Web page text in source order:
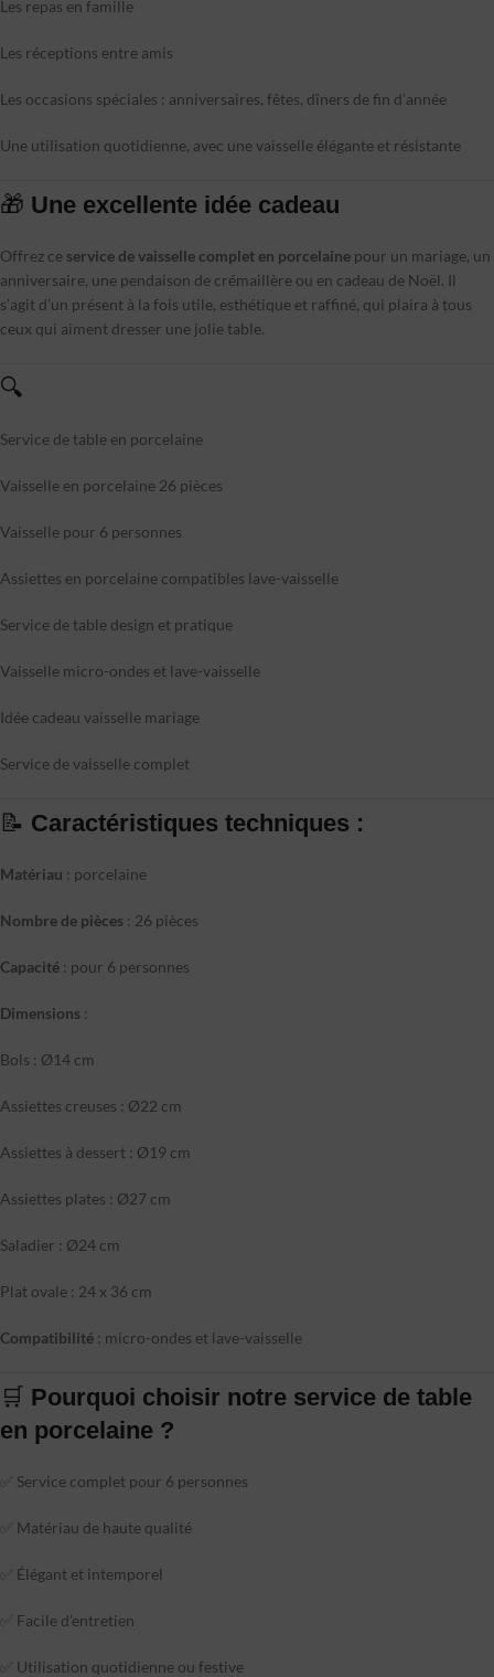
Les repas en famille
Les réceptions entre amis
Les occasions spéciales : anniversaires, fêtes, dîners de fin d’année
Une utilisation quotidienne, avec une vaisselle élégante et résistante
🎁 Une excellente idée cadeau
Offrez ce service de vaisselle complet en porcelaine pour un mariage, un
anniversaire, une pendaison de crémaillère ou en cadeau de Noël. Il
s’agit d’un présent à la fois utile, esthétique et raffiné, qui plaira à tous
ceux qui aiment dresser une jolie table.
🔍
Service de table en porcelaine
Vaisselle en porcelaine 26 pièces
Vaisselle pour 6 personnes
Assiettes en porcelaine compatibles lave-vaisselle
Service de table design et pratique
Vaisselle micro-ondes et lave-vaisselle
Idée cadeau vaisselle mariage
Service de vaisselle complet
📝 Caractéristiques techniques :
Matériau : porcelaine
Nombre de pièces : 26 pièces
Capacité : pour 6 personnes
Dimensions :
Bols : Ø14 cm
Assiettes creuses : Ø22 cm
Assiettes à dessert : Ø19 cm
Assiettes plates : Ø27 cm
Saladier : Ø24 cm
Plat ovale : 24 x 36 cm
Compatibilité : micro-ondes et lave-vaisselle
🛒 Pourquoi choisir notre service de table
en porcelaine ?
✅ Service complet pour 6 personnes
✅ Matériau de haute qualité
✅ Élégant et intemporel
✅ Facile d’entretien
✅ Utilisation quotidienne ou festive